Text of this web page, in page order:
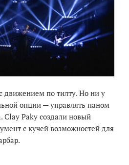
движением по тилту. Но ни у
опции — управлять паном
Clay Paky создали новый
с кучей возможностей для